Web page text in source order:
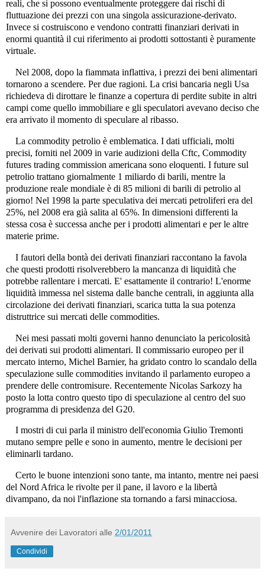
reali, che si possono eventualmente proteggere dai rischi di
fluttuazione dei prezzi con una singola assicurazione-derivato.
Invece si costruiscono e vendono contratti finanziari derivati in
enormi quantità il cui riferimento ai prodotti sottostanti è puramente
virtuale.
Nel 2008, dopo la fiammata inflattiva, i prezzi dei beni alimentari
tornarono a scendere. Per due ragioni. La crisi bancaria negli Usa
richiedeva di dirottare le finanze a copertura di perdite subite in altri
campi come quello immobiliare e gli speculatori avevano deciso che
era arrivato il momento di speculare al ribasso.
La commodity petrolio è emblematica. I dati ufficiali, molti
precisi, forniti nel 2009 in varie audizioni della Cftc, Commodity
futures trading commission americana sono eloquenti. I future sul
petrolio trattano giornalmente 1 miliardo di barili, mentre la
produzione reale mondiale è di 85 milioni di barili di petrolio al
giorno! Nel 1998 la parte speculativa dei mercati petroliferi era del
25%, nel 2008 era già salita al 65%. In dimensioni differenti la
stessa cosa è successa anche per i prodotti alimentari e per le altre
materie prime.
I fautori della bontà dei derivati finanziari raccontano la favola
che questi prodotti risolverebbero la mancanza di liquidità che
potrebbe rallentare i mercati. E' esattamente il contrario! L'enorme
liquidità immessa nel sistema dalle banche centrali, in aggiunta alla
circolazione dei derivati finanziari, scarica tutta la sua potenza
distruttrice sui mercati delle commodities.
Nei mesi passati molti governi hanno denunciato la pericolosità
dei derivati sui prodotti alimentari. Il commissario europeo per il
mercato interno, Michel Barnier, ha gridato contro lo scandalo della
speculazione sulle commodities invitando il parlamento europeo a
prendere delle contromisure. Recentemente Nicolas Sarkozy ha
posto la lotta contro questo tipo di speculazione al centro del suo
programma di presidenza del G20.
I mostri di cui parla il ministro dell'economia Giulio Tremonti
mutano sempre pelle e sono in aumento, mentre le decisioni per
eliminarli tardano.
Certo le buone intenzioni sono tante, ma intanto, mentre nei paesi
del Nord Africa le rivolte per il pane, il lavoro e la libertà
divampano, da noi l'inflazione sta tornando a farsi minacciosa.
Avvenire dei Lavoratori alle 2/01/2011
Condividi